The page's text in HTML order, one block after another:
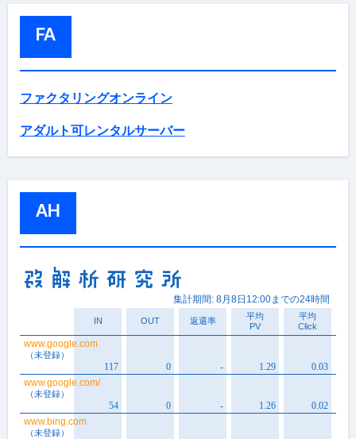
FA
ファクタリングオンライン
アダルト可レンタルサーバー
AH